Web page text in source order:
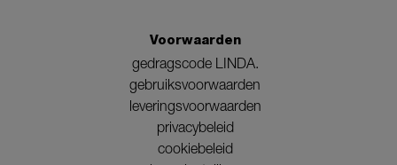
Voorwaarden
gedragscode LINDA.
gebruiksvoorwaarden
leveringsvoorwaarden
privacybeleid
cookiebeleid